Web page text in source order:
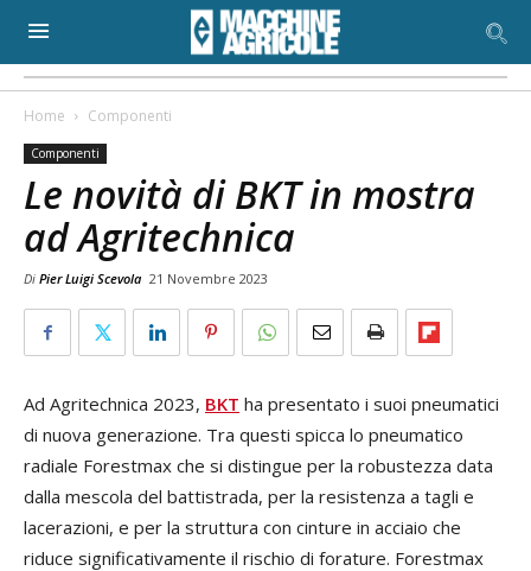
Home Componenti
Componenti
Le novità di BKT in mostra
ad Agritechnica
Di Pier Luigi Scevola 21 Novembre 2023
Ad Agritechnica 2023, BKT ha presentato i suoi pneumatici
di nuova generazione. Tra questi spicca lo pneumatico
radiale Forestmax che si distingue per la robustezza data
dalla mescola del battistrada, per la resistenza a tagli e
lacerazioni, e per la struttura con cinture in acciaio che
riduce significativamente il rischio di forature. Forestmax